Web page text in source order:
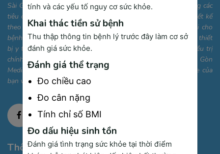
Sài Gòn Medik được trang bị cơ sở vật chất hiện đại, đáp ứng các
tiêu chuẩn quốc tế với các phòng khám chuyên khoa được thiết kế
theo hướng thân thiện, tiện nghi và tối ưu hóa sự thoải mái cho
bệnh nhân. Bên cạnh đó, chúng tôi sở hữu hệ thống máy móc, thiết
bị y tế công nghệ cao, giúp hỗ trợ quá trình chẩn đoán và điều trị
chính xác, nhanh chóng. Phòng khám Đa khoa Cao cấp Sài Gòn
Medik mong muốn trở thành điểm đến tin cậy cho sức khỏe của
bạn và gia đình.
Thông tin cần biết
tính và các yếu tố nguy cơ sức khỏe.
Khai thác tiền sử bệnh
Thu thập thông tin bệnh lý trước đây làm cơ sở
đánh giá sức khỏe.
Đánh giá thể trạng
Đo chiều cao
Đo cân nặng
Tính chỉ số BMI
Đo dấu hiệu sinh tồn
Đánh giá tình trạng sức khỏe tại thời điểm